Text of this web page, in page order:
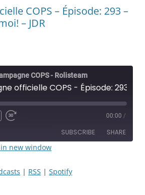
COPS – Épisode: 293 –
– JDR
COPS - Rolisteam
Fast
seconds
00:00 /
SUBSCRIBE SHARE
in new window
| RSS | Spotify